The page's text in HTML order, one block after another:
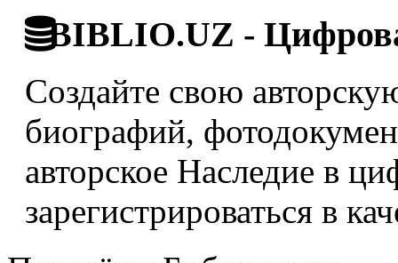
BIBLIO.UZ -
Создайте свою
биографий,
авторское Наследие в
зарегистрироваться в